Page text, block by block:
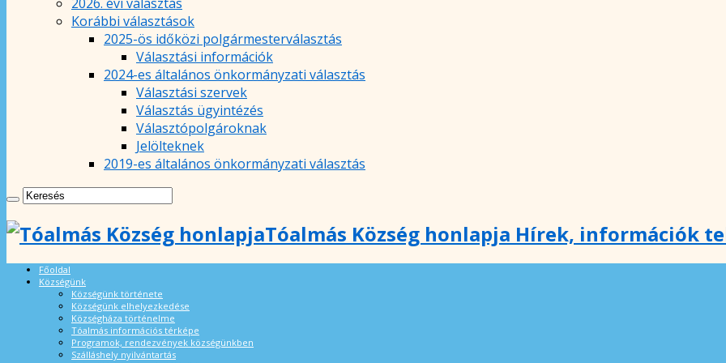
Korábbi választások
2025-ös időközi polgármesterválasztás
Választási információk
2024-es általános önkormányzati választás
Választási szervek
Választás ügyintézés
Választópolgároknak
Jelölteknek
2019-es általános önkormányzati választás
Tóalmás Község honlapja Hírek, információk
Főoldal
Községünk
Községünk története
Községünk elhelyezkedése
Községháza történelme
Tóalmás információs térképe
Programok, rendezvények községünkben
Szálláshely nyilvántartás